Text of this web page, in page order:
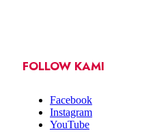
FOLLOW KAMI
Facebook
Instagram
YouTube